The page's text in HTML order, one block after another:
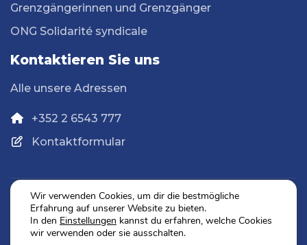
Grenzgängerinnen und Grenzgänger
ONG Solidarité syndicale
Kontaktieren Sie uns
Alle unsere Adressen
+352 2 6543 777
Kontaktformular
Datenschutz
Impressum
Wir verwenden Cookies, um dir die bestmögliche
Erfahrung auf unserer Website zu bieten.
In den Einstellungen kannst du erfahren, welche Cookies
wir verwenden oder sie ausschalten.